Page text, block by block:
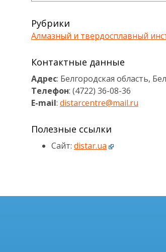
Рубрики
Алмазный и твердосплавный
Контактные данные
Адрес: Белгородская область,
Телефон: (4722) 36-08-36
E-mail: distarcentre@mail.ru
Полезные ссылки
Сайт: distar.ua